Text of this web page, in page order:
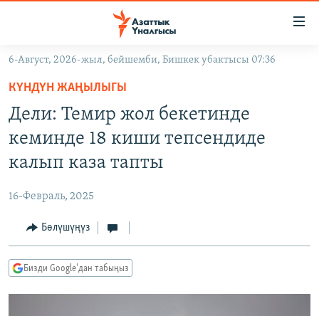
Навигацияга
өтүңүз
Издөөгө
салыңыз
МАДАНИЯТ
ДҮЙНӨ
ТВ ПРОГРАММАЛАР
БҮГҮН АЗАТТЫКТА
ПОДКАСТ
Русский
6-Август, 2026-жыл, бейшемби, Бишкек убактысы 07:36
КҮНДҮН ЖАҢЫЛЫГЫ
Дели: Темир жол бекетинде
кеминде 18 киши тепсендиде
калып каза тапты
16-Февраль, 2025
Бөлүшүңүз
Бизди Google'дан табыңыз